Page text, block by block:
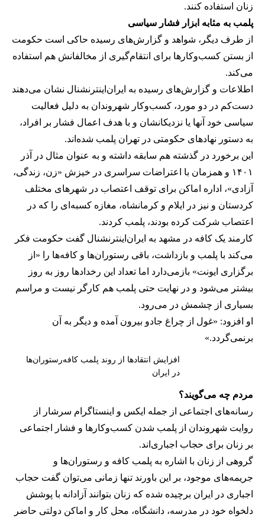
زنان استفاده کنند.
پلمب به مثابه ابزار فشار سیاسی
از طرف دیگر، شواهد و گزارش‌های رسیده حاکی است حکومت
از بستن کسب‌وکارها برای انتقام‌گیری از مخالفانش هم استفاده
می‌کند.
اطلاعات و گزارش‌های رسیده به ایران‌اینترنشنال نشان می‌دهند
دست‌کم در دو مورد، کسب‌وکار شهروندان به دلیل فعالیت
سیاسی خود آنها یا نزدیکانشان و با هدف اعمال فشار بر افراد،
به دستور نهادهای حکومتی در تهران پلمب شده‌اند.
این برخورد در گذشته هم سابقه داشته و به عنوان مثال در آذر
۱۴۰۱ و همزمان با اعتراضات سراسری در خیزش «زن، زندگی،
آزادی»، اداره اماکن برای توقف اعتصاب در شهرهای مختلف
کردستان و نیز در ایلام و کرمانشاه، مغازه کسبه‌ای را که در
اعتصاب شرکت کرده بودند، پلمب کردند.
کارمند یک کافه در مشهد به ایران‌اینترنشنال گفت حکومت فکر
می‌کند با پلمب و بازداشت، باقی رستوران‌ها و کافه‌ها را «از
برگزاری ایونت» بازمی‌دارد اما تعداد این رخدادها روز به روز
بیشتر می‌شود و در نهایت حتی پلمب هم کارگر نیست و مراسم
بسیاری از چشمش در می‌رود.
او افزود: «غول از چراغ جادو بیرون آمده و دیگر به آن
برنمی‎‌گردد.»
افزایش انتقادها از روند پلمب کافه‌رستوران‌ها
در ایران
مردم چه می‌گویند؟
رسانه‎‌های اجتماعی از جمله ایکس و اینستاگرام سرشار از
روایت شهروندان از پلمب شدن کسب‌وکارها و فشار اجتماعی
بر زنان برای حجاب اجباری‌اند.
گروهی از زنان با اشاره به پلمب کافه و رستوران‌ها و
جریمه‌های موجود، بر این باورند تنها زمانی می‌توان گفت حجاب
اجباری در ایران برچیده شده که زنان بتوانند آزادانه با پوشش
دلخواه خود در مدرسه، دانشگاه، محل کار و اماکن دولتی حاضر